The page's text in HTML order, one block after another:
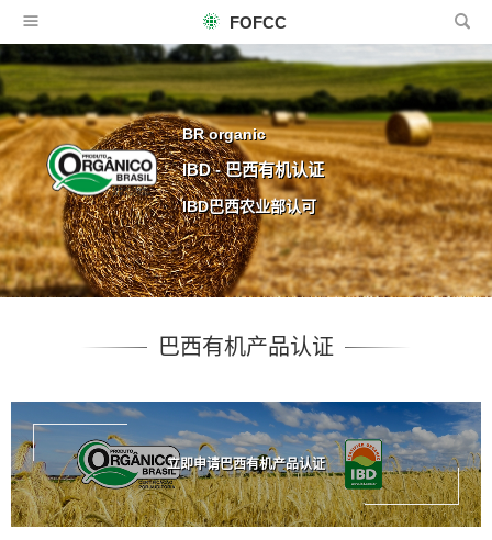
FOFCC
BR organic
IBD - 巴西有机认证
IBD巴西农业部认可
巴西有机产品认证
立即申请巴西有机产品认证